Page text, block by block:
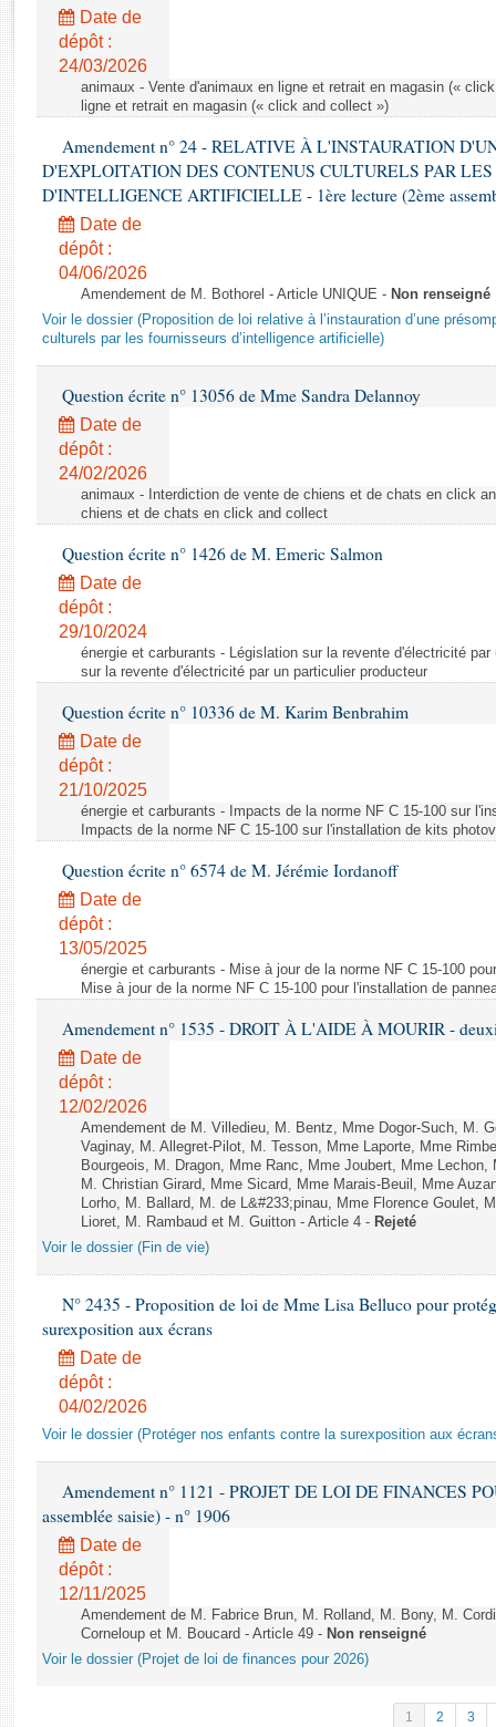
Rapports législatifs
Rapports sur l'application des lois
Baromètre de l’application des lois
Dossiers législatifs
Budget et sécurité sociale
Questions écrites et orales
Comptes rendus des débats
Date de
dépôt :
24/03/2026
animaux - Vente d'animaux en ligne et retrait en magasin («
ligne et retrait en magasin (« click and collect »)
Amendement n° 24 - RELATIVE À L'INSTAURATION
D'EXPLOITATION DES CONTENUS CULTURELS PAR LES
D'INTELLIGENCE ARTIFICIELLE - 1ère lecture (2ème
Date de
dépôt :
04/06/2026
Amendement de M. Bothorel - Article UNIQUE - Non renseigné
Voir le dossier (Proposition de loi relative à l’instauration d’une
culturels par les fournisseurs d’intelligence artificielle)
Question écrite n° 13056 de Mme Sandra Delannoy
Date de
dépôt :
24/02/2026
animaux - Interdiction de vente de chiens et de chats en click
chiens et de chats en click and collect
Question écrite n° 1426 de M. Emeric Salmon
Date de
dépôt :
29/10/2024
énergie et carburants - Législation sur la revente d'électricité
sur la revente d'électricité par un particulier producteur
Question écrite n° 10336 de M. Karim Benbrahim
Date de
dépôt :
21/10/2025
énergie et carburants - Impacts de la norme NF C 15-100 sur
Impacts de la norme NF C 15-100 sur l'installation de kits
Question écrite n° 6574 de M. Jérémie Iordanoff
Date de
dépôt :
13/05/2025
énergie et carburants - Mise à jour de la norme NF C 15-100
Mise à jour de la norme NF C 15-100 pour l'installation de
Amendement n° 1535 - DROIT À L'AIDE À MOURIR -
Date de
dépôt :
12/02/2026
Amendement de M. Villedieu, M. Bentz, Mme Dogor-Such, M.
Vaginay, M. Allegret-Pilot, M. Tesson, Mme Laporte, Mme
Bourgeois, M. Dragon, Mme Ranc, Mme Joubert, Mme
M. Christian Girard, Mme Sicard, Mme Marais-Beuil, Mme
Lorho, M. Ballard, M. de L&#233;pinau, Mme Florence Goulet,
Lioret, M. Rambaud et M. Guitton - Article 4 - Rejeté
Voir le dossier (Fin de vie)
N° 2435 - Proposition de loi de Mme Lisa Belluco pour
surexposition aux écrans
Date de
dépôt :
04/02/2026
Voir le dossier (Protéger nos enfants contre la surexposition aux
Amendement n° 1121 - PROJET DE LOI DE FINANCES
assemblée saisie) - n° 1906
Date de
dépôt :
12/11/2025
Amendement de M. Fabrice Brun, M. Rolland, M. Bony, M.
Corneloup et M. Boucard - Article 49 - Non renseigné
Voir le dossier (Projet de loi de finances pour 2026)
1 2 3